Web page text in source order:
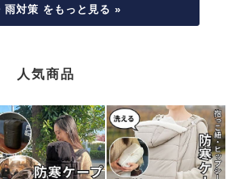
雨対策 をもっと見る »
人気商品